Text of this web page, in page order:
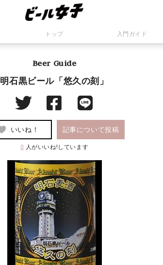
トップ 入門ガイド
Beer Guide
明石黒ビール「悠久の刻」
いいね！ 記事について投稿
0 人がいいね!しています